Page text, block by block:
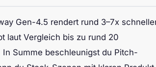
Gen-4.5 rendert rund 3–7x
laut Vergleich bis zu rund 20
Summe beschleunigst du Pitch-